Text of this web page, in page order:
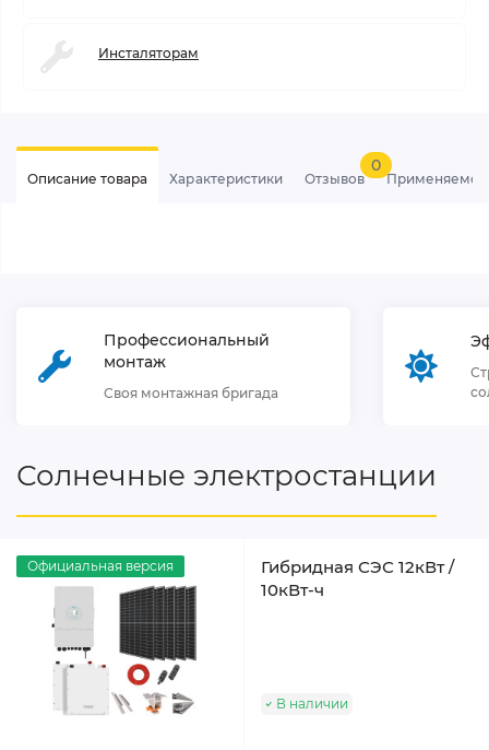
Инсталяторам
Описание товара Характеристики Отзывов
0
Профессиональный
монтаж
Своя монтажная бригада
Солнечные электростанции
Официальная версия
Гибридная СЭС 12кВт /
10кВт-ч
В наличии